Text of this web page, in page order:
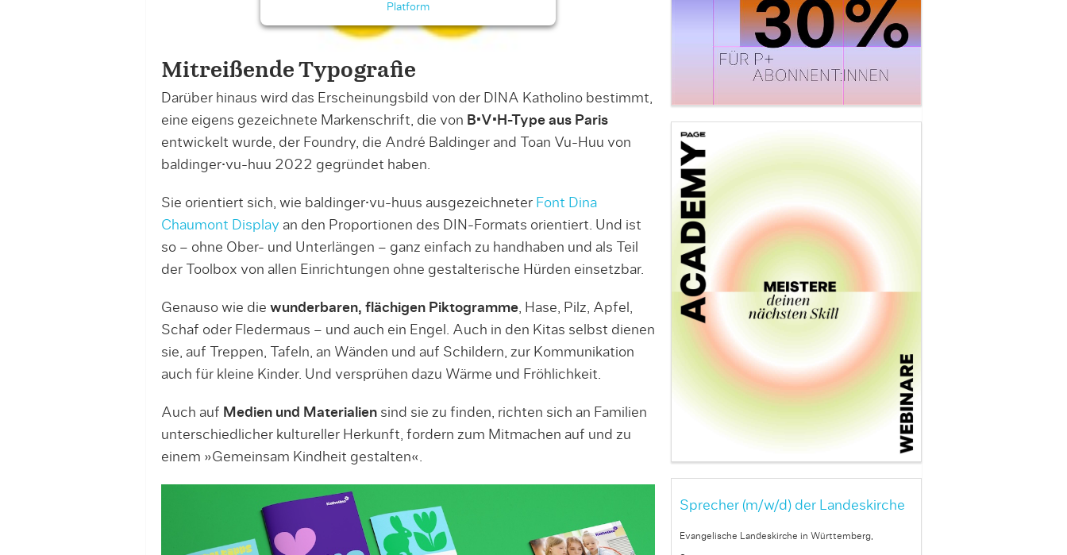
Platform
Mitreißende Typografie
Darüber hinaus wird das Erscheinungsbild von der DINA Katholino bestimmt,
eine eigens gezeichnete Markenschrift, die von B•V•H-Type aus Paris
entwickelt wurde, der Foundry, die André Baldinger and Toan Vu-Huu von
baldinger•vu-huu 2022 gegründet haben.
Sie orientiert sich, wie baldinger•vu-huus ausgezeichneter Font Dina
Chaumont Display an den Proportionen des DIN-Formats orientiert. Und ist
so – ohne Ober- und Unterlängen – ganz einfach zu handhaben und als Teil
der Toolbox von allen Einrichtungen ohne gestalterische Hürden einsetzbar.
Genauso wie die wunderbaren, flächigen Piktogramme, Hase, Pilz, Apfel,
Schaf oder Fledermaus – und auch ein Engel. Auch in den Kitas selbst dienen
sie, auf Treppen, Tafeln, an Wänden und auf Schildern, zur Kommunikation
auch für kleine Kinder. Und versprühen dazu Wärme und Fröhlichkeit.
Auch auf Medien und Materialiensind sie zu finden, richten sich an Familien
unterschiedlicher kultureller Herkunft, fordern zum Mitmachen auf und zu
einem »Gemeinsam Kindheit gestalten«.
Sprecher (m/w/d) der Landeskirche
Evangelische Landeskirche in Württemberg,